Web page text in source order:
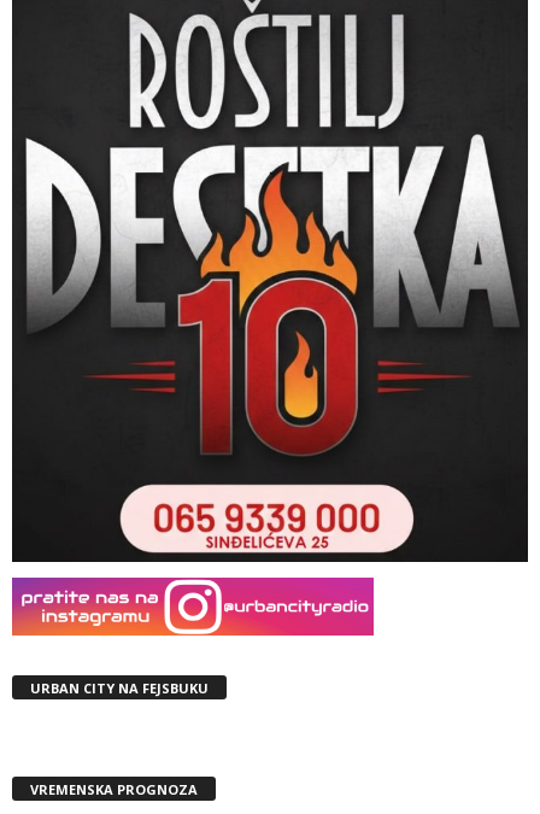
URBAN CITY NA FEJSBUKU
VREMENSKA PROGNOZA